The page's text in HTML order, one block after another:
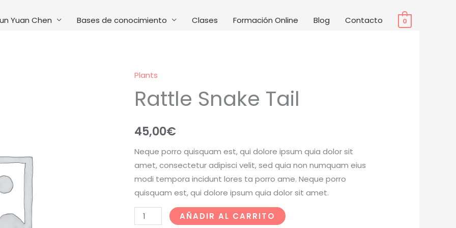
Yuan Chen Bases de conocimiento Clases Formación Online Blog Contacto 0
Plants
Rattle Snake Tail
45,00€
Neque porro quisquam est, qui dolore ipsum quia dolor sit
amet, consectetur adipisci velit, sed quia non numquam eius
modi tempora incidunt lores ta porro ame. Neque porro
quisquam est, qui dolore ipsum quia dolor sit amet.
Rattle
AÑADIR AL CARRITO